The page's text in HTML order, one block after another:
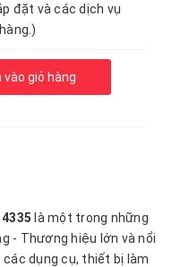
đặt và các dịch vụ
vào giỏ hàng
là một trong những
- Thương hiệu lớn và nổi
dụng cụ, thiết bị làm